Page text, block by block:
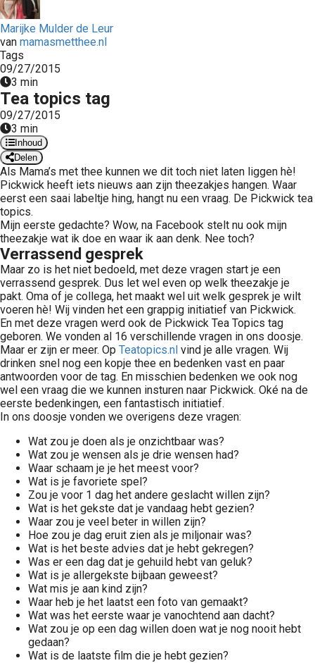
Marijke Mulder de Leur
van mamasmetthee.nl
Tags
09/27/2015
3 min
Tea topics tag
09/27/2015
3 min
Inhoud
Delen
Als Mama’s met thee kunnen we dit toch niet laten liggen hè!
Pickwick heeft iets nieuws aan zijn theezakjes hangen. Waar
eerst een saai labeltje hing, hangt nu een vraag. De Pickwick tea
topics.
Mijn eerste gedachte? Wow, na Facebook stelt nu ook mijn
theezakje wat ik doe en waar ik aan denk. Nee toch?
Verrassend gesprek
Maar zo is het niet bedoeld, met deze vragen start je een
verrassend gesprek. Dus let wel even op welk theezakje je
pakt. Oma of je collega, het maakt wel uit welk gesprek je wilt
voeren hè! Wij vinden het een grappig initiatief van Pickwick.
En met deze vragen werd ook de Pickwick Tea Topics tag
geboren. We vonden al 16 verschillende vragen in ons doosje.
Maar er zijn er meer. Op Teatopics.nl vind je alle vragen. Wij
drinken snel nog een kopje thee en bedenken vast en paar
antwoorden voor de tag. En misschien bedenken we ook nog
wel een vraag die we kunnen insturen naar Pickwick. Oké na de
eerste bedenkingen, een fantastisch initiatief.
In ons doosje vonden we overigens deze vragen:
Wat zou je doen als je onzichtbaar was?
Wat zou je wensen als je drie wensen had?
Waar schaam je je het meest voor?
Wat is je favoriete spel?
Zou je voor 1 dag het andere geslacht willen zijn?
Wat is het gekste dat je vandaag hebt gezien?
Waar zou je veel beter in willen zijn?
Hoe zou je dag eruit zien als je miljonair was?
Wat is het beste advies dat je hebt gekregen?
Was er een dag dat je gehuild hebt van geluk?
Wat is je allergekste bijbaan geweest?
Wat mis je aan kind zijn?
Waar heb je het laatst een foto van gemaakt?
Wat was het eerste waar je vanochtend aan dacht?
Wat zou je op een dag willen doen wat je nog nooit hebt
gedaan?
Wat is de laatste film die je hebt gezien?
de
Hierdoor
website-
van